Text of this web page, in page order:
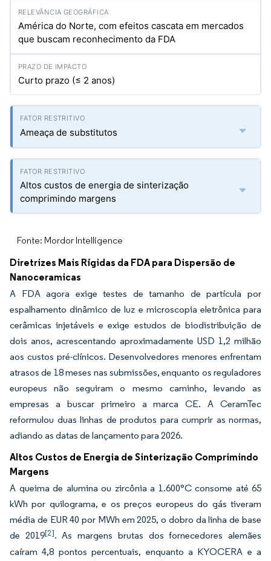
América do Norte, com efeitos cascata em mercados
que buscam reconhecimento da FDA
Curto prazo (≤ 2 anos)
Ameaça de substitutos
Altos custos de energia de sinterização
comprimindo margens
Fonte: Mordor Intelligence
Diretrizes Mais Rígidas da FDA para Dispersão de
Nanoceramicas
A FDA agora exige testes de tamanho de partícula por
espalhamento dinâmico de luz e microscopia eletrônica para
cerâmicas injetáveis e exige estudos de biodistribuição de
dois anos, acrescentando aproximadamente USD 1,2 milhão
aos custos pré-clínicos. Desenvolvedores menores enfrentam
atrasos de 18 meses nas submissões, enquanto os reguladores
europeus não seguiram o mesmo caminho, levando as
empresas a buscar primeiro a marca CE. A CeramTec
reformulou duas linhas de produtos para cumprir as normas,
adiando as datas de lançamento para 2026.
Altos Custos de Energia de Sinterização Comprimindo
Margens
A queima de alumina ou zircônia a 1.600°C consome até 65
kWh por quilograma, e os preços europeus do gás tiveram
média de EUR 40 por MWh em 2025, o dobro da linha de base
de 2019[2]. As margens brutas dos fornecedores alemães
caíram 4,8 pontos percentuais, enquanto a KYOCERA e a